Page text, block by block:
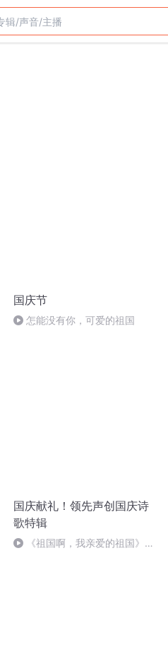
国庆节
怎能没有你，可爱的祖国
国庆献礼！领先声创国庆诗
歌特辑
《祖国啊，我亲爱的祖国》温